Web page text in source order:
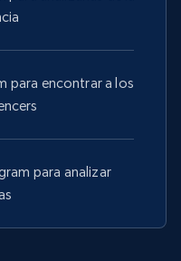
md5, Video url,
more.
Prueba gratuita
videos by
video
para encontrar a los
para analizar